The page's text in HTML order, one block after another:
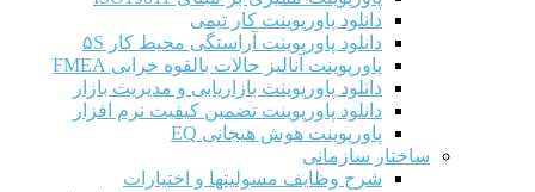
دانلود پاورپوینت کار تیمی
دانلود پاورپوینت آراستگی محیط کار ۵S
پاورپوینت آنالیز حالات بالقوه خرابی FMEA
دانلود پاورپوینت بازاریابی و مدیریت بازار
دانلود پاورپوینت تضمین کیفیت نرم افزار
پاورپوینت هوش هیجانی EQ
ساختار سازمانی
شرح وظايف مسوليتها و اختيارات